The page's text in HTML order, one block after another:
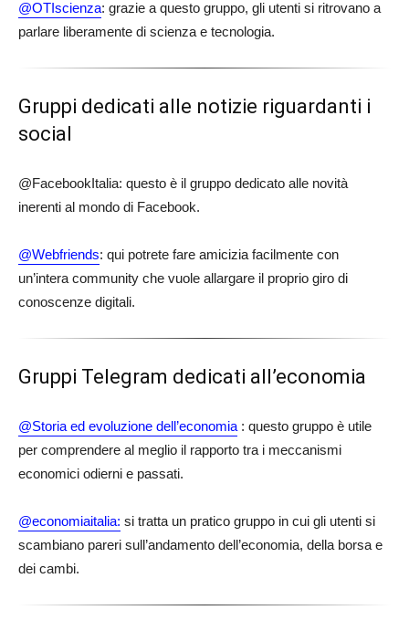
@OTIscienza: grazie a questo gruppo, gli utenti si ritrovano a
parlare liberamente di scienza e tecnologia.
Gruppi dedicati alle notizie riguardanti i
social
@FacebookItalia: questo è il gruppo dedicato alle novità
inerenti al mondo di Facebook.
@Webfriends: qui potrete fare amicizia facilmente con
un’intera community che vuole allargare il proprio giro di
conoscenze digitali.
Gruppi Telegram dedicati all’economia
@Storia ed evoluzione dell’economia : questo gruppo è utile
per comprendere al meglio il rapporto tra i meccanismi
economici odierni e passati.
@economiaitalia: si tratta un pratico gruppo in cui gli utenti si
scambiano pareri sull’andamento dell’economia, della borsa e
dei cambi.